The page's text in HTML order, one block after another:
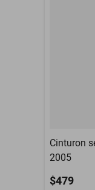
Cinturon
2005
$479